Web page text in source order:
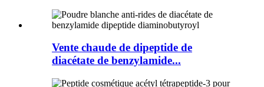
Vente chaude de dipeptide de
diacétate de benzylamide...